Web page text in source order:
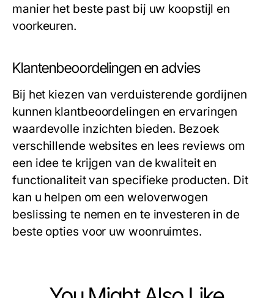
manier het beste past bij uw koopstijl en
voorkeuren.
Klantenbeoordelingen en advies
Bij het kiezen van verduisterende gordijnen
kunnen klantbeoordelingen en ervaringen
waardevolle inzichten bieden. Bezoek
verschillende websites en lees reviews om
een idee te krijgen van de kwaliteit en
functionaliteit van specifieke producten. Dit
kan u helpen om een weloverwogen
beslissing te nemen en te investeren in de
beste opties voor uw woonruimtes.